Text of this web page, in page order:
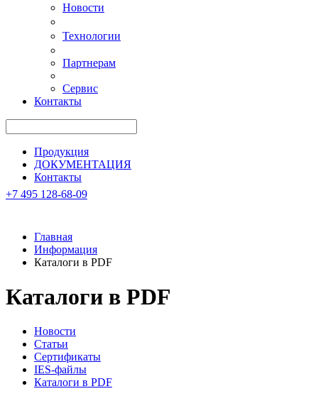
Новости
Технологии
Партнерам
Сервис
Контакты
Продукция
ДОКУМЕНТАЦИЯ
Контакты
+7 495 128-68-09
Главная
Информация
Каталоги в PDF
Каталоги в PDF
Новости
Статьи
Сертификаты
IES-файлы
Каталоги в PDF